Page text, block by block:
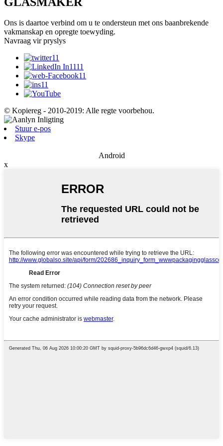
Ons is daartoe verbind om u te ondersteun met ons baanbrekende
vakmanskap en opregte toewyding.
Navraag vir pryslys
© Kopiereg - 2010-2019: Alle regte voorbehou.
Stuur e-pos
Skype
Android
x